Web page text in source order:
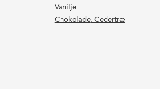
Vanilje
Chokolade, Cedertræ